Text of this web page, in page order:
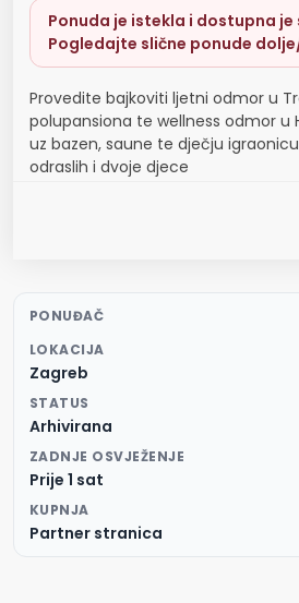
Ponuda je istekla i dostupna je
Pogledajte slične ponude
Provedite bajkoviti ljetni odmor u
polupansiona te wellness odmor u
uz bazen, saune te dječju
odraslih i dvoje djece
PONUĐAČ
LOKACIJA
Zagreb
STATUS
Arhivirana
ZADNJE OSVJEŽENJE
Prije 1 sat
KUPNJA
Partner stranica